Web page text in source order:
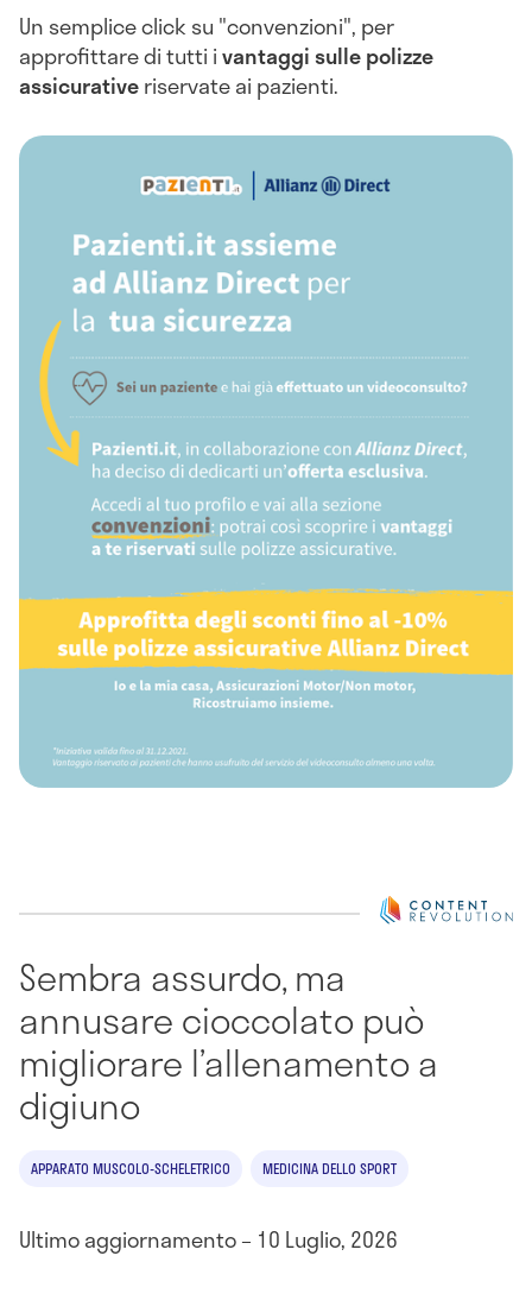
Un semplice click su "convenzioni", per
approfittare di tutti ivantaggi sulle polizze
assicurativeriservate ai pazienti.
Sembra assurdo, ma
annusare cioccolato può
migliorare l’allenamento a
digiuno
APPARATO MUSCOLO-SCHELETRICO MEDICINA DELLO SPORT
Ultimo aggiornamento – 10 Luglio, 2026